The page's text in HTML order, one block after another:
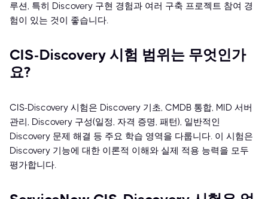
루션, 특히 Discovery 구현 경험과 여러 구축 프로젝트 참여 경
험이 있는 것이 좋습니다.
CIS-Discovery 시험 범위는 무엇인가
요?
CIS-Discovery 시험은 Discovery 기초, CMDB 통합, MID 서버
관리, Discovery 구성(일정, 자격 증명, 패턴), 일반적인
Discovery 문제 해결 등 주요 학습 영역을 다룹니다. 이 시험은
Discovery 기능에 대한 이론적 이해와 실제 적용 능력을 모두
평가합니다.